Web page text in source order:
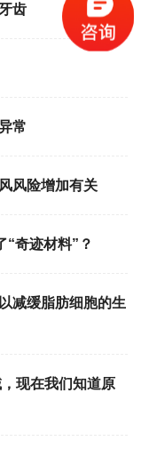
齿
常
风险增加有关
“奇迹材料”？
减缓脂肪细胞的生
现在我们知道原